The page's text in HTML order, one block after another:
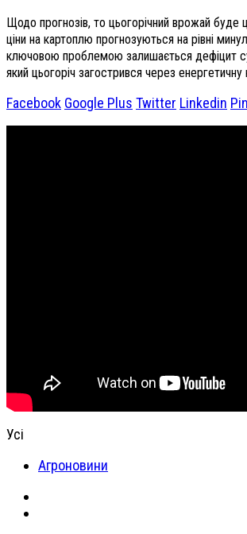
Щодо прогнозів, то цьогорічний врожай буде
ціни на картоплю прогнозуються на рівні
ключовою проблемою залишається дефіцит
який цьогоріч загострився через енергетичну
Facebook Google Plus Twitter Linkedin
Усі
Агроновини